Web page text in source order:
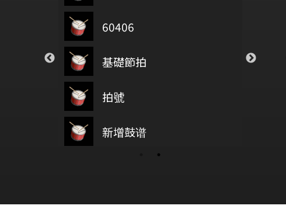
60406
基礎節拍
拍號
新增鼓谱
Delicate part F Development 2
Reason